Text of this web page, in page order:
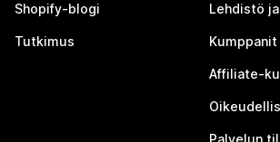
Shopify-blogi
Tutkimus
Lehdistö
Kumppanit
Affiliate-
Palvelun